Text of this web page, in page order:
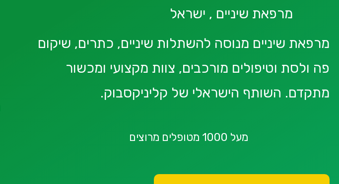
מרפאת שיניים , ישראל
מרפאת שיניים מנוסה להשתלות שיניים, כתרים, שיקום
פה ולסת וטיפולים מורכבים, צוות מקצועי ומכשור
מתקדם. השותף הישראלי של קליניקסבוק.
מעל 1000 מטופלים מרוצים